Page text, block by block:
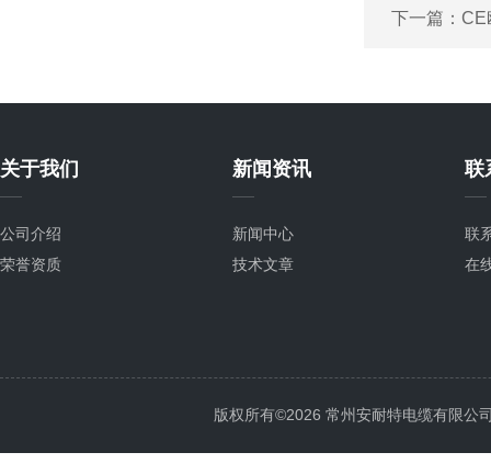
下一篇： CE
关于我们
公司介绍
荣誉资质
新闻资讯
新闻中心
技术文章
联
联
在
版权所有©2026 常州安耐特电缆有限